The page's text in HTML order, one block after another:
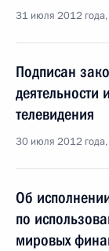
31 июля 2012
Подписан
телевидения
30 июля 2012
Об
по
мировых